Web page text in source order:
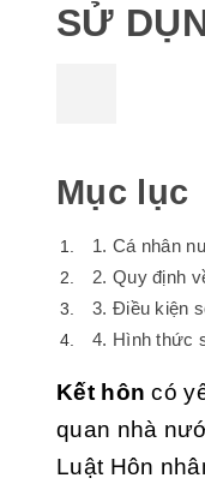
SỬ
Mục lục
1. Cá nhân
2. Quy định
3. Điều kiện
4. Hình thức
Kết hôn có
quan nhà
Luật Hôn